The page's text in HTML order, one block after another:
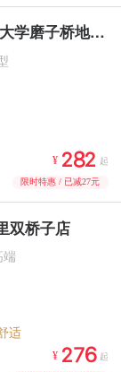
如家·neo-成都春熙路四川大学磨子桥地铁站店
¥  起
限时特惠 / 已减27元
双桥子店
适
¥   起